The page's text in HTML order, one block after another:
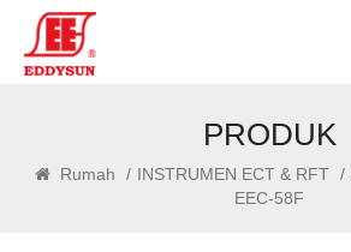
PRODUK
Rumah / INSTRUMEN ECT & RFT /
EEC-58F